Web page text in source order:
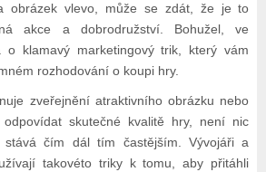
obrázek vlevo, může se zdát, že je to
akce a dobrodružství. Bohužel, ve
o klamavý marketingový trik, který vám
rozhodování o koupi hry.
zveřejnění atraktivního obrázku nebo
skutečné kvalitě hry, není nic
stává čím dál tím častějším. Vývojáři a
takovéto triky k tomu, aby přitáhli